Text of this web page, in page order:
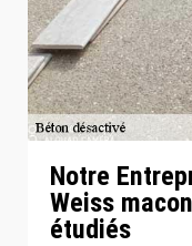
Notre
Weiss
étudiés